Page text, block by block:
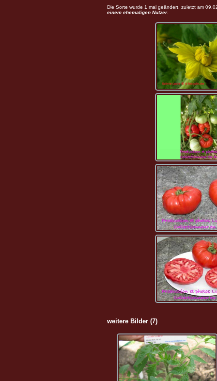
Die Sorte wurde 1 mal geändert, zuletzt am
einem ehemaligen Nutzer.
weitere Bilder (7)